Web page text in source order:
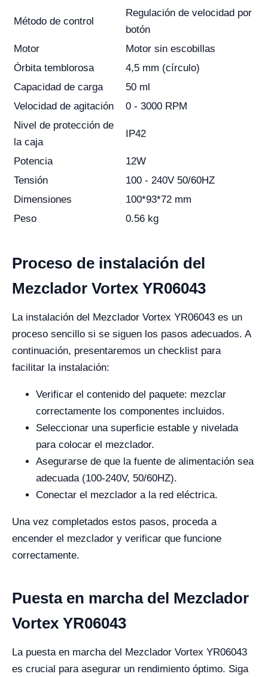
Método de control
Regulación de velocidad por
botón
Motor
Motor sin escobillas
Órbita temblorosa
4,5 mm (círculo)
Capacidad de carga
50 ml
Velocidad de agitación
0 - 3000 RPM
Nivel de protección de
la caja
IP42
Potencia
12W
Tensión
100 - 240V 50/60HZ
Dimensiones
100*93*72 mm
Peso
0.56 kg
Proceso de instalación del
Mezclador Vortex YR06043
La instalación del Mezclador Vortex YR06043 es un
proceso sencillo si se siguen los pasos adecuados. A
continuación, presentaremos un checklist para
facilitar la instalación:
Verificar el contenido del paquete: mezclar
correctamente los componentes incluidos.
Seleccionar una superficie estable y nivelada
para colocar el mezclador.
Asegurarse de que la fuente de alimentación sea
adecuada (100-240V, 50/60HZ).
Conectar el mezclador a la red eléctrica.
Una vez completados estos pasos, proceda a
encender el mezclador y verificar que funcione
correctamente.
Puesta en marcha del Mezclador
Vortex YR06043
La puesta en marcha del Mezclador Vortex YR06043
es crucial para asegurar un rendimiento óptimo. Siga